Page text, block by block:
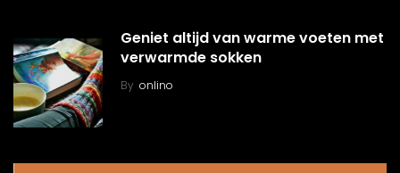
Geniet altijd van warme voeten met
verwarmde sokken
By onlino